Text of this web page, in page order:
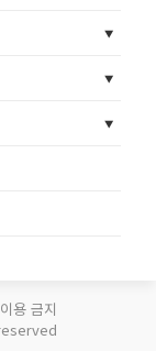
용 금지